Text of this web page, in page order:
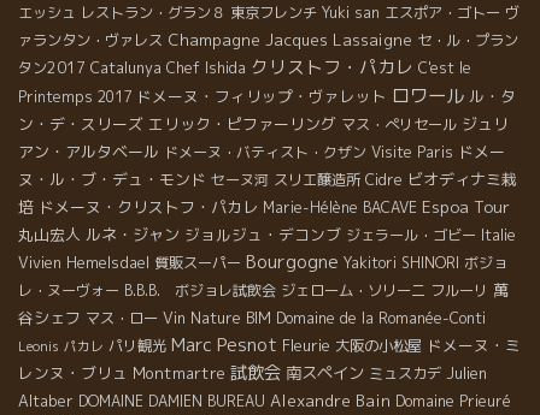
エッシュ レストラン・グラン８ 東京フレンチ Yuki san エスポア・ゴトー ヴ
ァランタン・ヴァレス Champagne Jacques Lassaigne セ・ル・プラン
タン2017 Catalunya Chef Ishida クリストフ・パカレ C'est le
Printemps 2017 ドメーヌ・フィリップ・ヴァレット ロワール ル・タ
ン・デ・スリーズ エリック・ピファーリング マス・ぺリセール ジュリ
アン・アルタベール ドメーヌ・バティスト・クザン Visite Paris ドメー
ヌ・ル・ブ・デュ・モンド セーヌ河 スリエ醸造所 Cidre ビオディナミ栽
培 ドメーヌ・クリストフ・パカレ Marie-Hélène BACAVE Espoa Tour
丸山宏人 ルネ・ジャン ジョルジュ・デコンブ ジェラール・ゴビー Italie
Vivien Hemelsdael 質販スーパー Bourgogne Yakitori SHINORI ボジョ
レ・ヌーヴォー B.B.B. ボジョレ試飲会 ジェローム・ソリーニ フルーリ 萬
谷シェフ マス・ロー Vin Nature BIM Domaine de la Romanée-Conti
Leonis パカレ パリ観光 Marc Pesnot Fleurie 大阪の小松屋 ドメーヌ・ミ
レンヌ・ブリュ Montmartre 試飲会 南スペイン ミュスカデ Julien
Altaber DOMAINE DAMIEN BUREAU Alexandre Bain Domaine Prieuré